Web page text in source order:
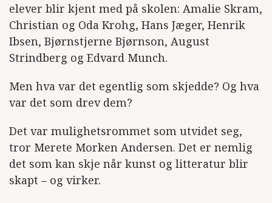
elever blir kjent med på skolen: Amalie Skram,
Christian og Oda Krohg, Hans Jæger, Henrik
Ibsen, Bjørnstjerne Bjørnson, August
Strindberg og Edvard Munch.
Men hva var det egentlig som skjedde? Og hva
var det som drev dem?
Det var mulighetsrommet som utvidet seg,
tror Merete Morken Andersen. Det er nemlig
det som kan skje når kunst og litteratur blir
skapt – og virker.